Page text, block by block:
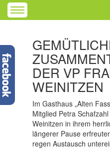
DER VP
WEINITZEN
Im Gasthaus „Alten
Mitglied Petra
Weinitzen in ihrem
längerer Pause
regen Austausch